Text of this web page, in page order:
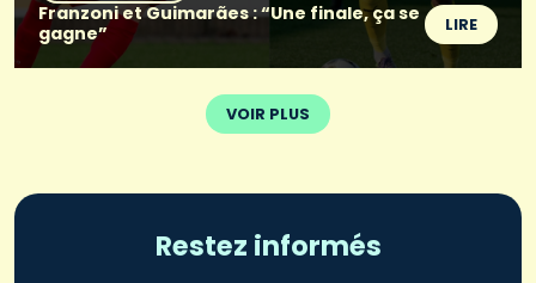
Franzoni et Guimarães : “Une finale, ça se
gagne”
LIRE
VOIR PLUS
Restez informés